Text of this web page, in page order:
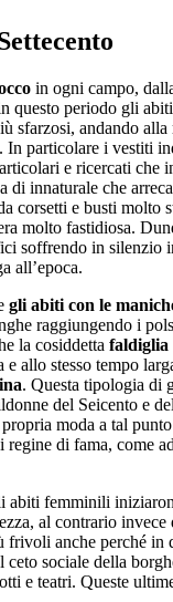
in ogni campo,
questo periodo gli
sfarzosi, andando alla
. In particolare i vestiti
e ricercati che
di innaturale che
corsetti e busti molto
molto fastidiosa.
soffrendo in silenzio
all’epoca.
gli abiti con le
raggiungendo i
la cosiddetta faldiglia
allo stesso tempo
. Questa tipologia di
del Seicento e
moda a tal
regine di fama, come
abiti femminili
al contrario
anche perché in
sociale della
e teatri. Queste